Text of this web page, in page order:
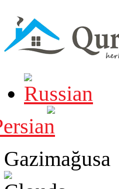
Gazimağusa